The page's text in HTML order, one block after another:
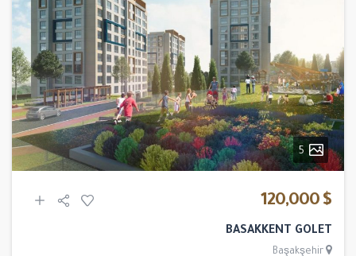
5
$ 120,000
BASAKKENT GOLET
Başakşehir